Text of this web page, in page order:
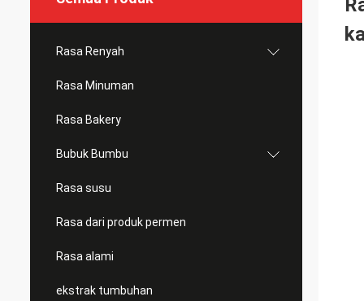
Rasa Renyah
Rasa Minuman
Rasa Bakery
Bubuk Bumbu
Rasa susu
Rasa dari produk permen
Rasa alami
ekstrak tumbuhan